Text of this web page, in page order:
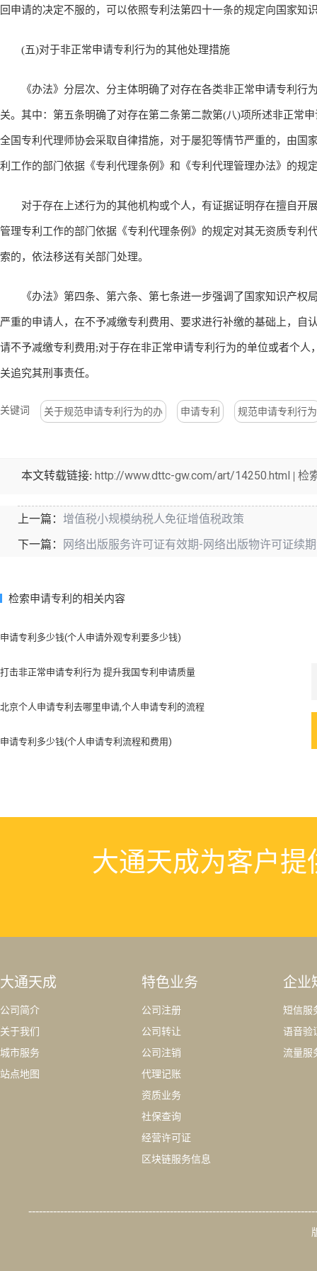
回申请的决定不服的，可以依照专利法第四十一条的规定向国家知
(五)对于非正常申请专利行为的其他处理措施
《办法》分层次、分主体明确了对存在各类非正常申请专利行
关。其中：第五条明确了对存在第二条第二款第(八)项所述非正常
全国专利代理师协会采取自律措施，对于屡犯等情节严重的，由国
利工作的部门依据《专利代理条例》和《专利代理管理办法》的规
对于存在上述行为的其他机构或个人，有证据证明存在擅自开
管理专利工作的部门依据《专利代理条例》的规定对其无资质专利
索的，依法移送有关部门处理。
《办法》第四条、第六条、第七条进一步强调了国家知识产权
严重的申请人，在不予减缴专利费用、要求进行补缴的基础上，自
请不予减缴专利费用;对于存在非正常申请专利行为的单位或者个
关追究其刑事责任。
关键词 关于规范申请专利行为的办 申请专利 规范申请专利行为
本文转载链接: http://www.dttc-gw.com/art/14250.html | 检
上一篇： 增值税小规模纳税人免征增值税政策
下一篇： 网络出版服务许可证有效期-网络出版物许可证续
检索申请专利的相关内容
申请专利多少钱(个人申请外观专利要多少钱)
打击非正常申请专利行为 提升我国专利申请质量
北京个人申请专利去哪里申请,个人申请专利的流程
申请专利多少钱(个人申请专利流程和费用)
大通天成为客户
大通天成
公司简介
关于我们
城市服务
站点地图
特色业务
公司注册
公司转让
公司注销
代理记账
资质业务
社保查询
经营许可证
区块链服务信息
企业
短信服
语音验
流量服